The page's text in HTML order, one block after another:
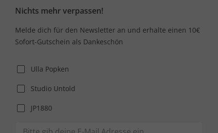
Nichts mehr verpassen!
Melde dich für den Newsletter an und erhalte einen 10€
Sofort-Gutschein als Dankeschön
Ulla Popken
Studio Untold
JP1880